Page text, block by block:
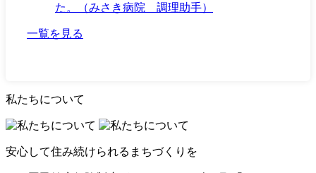
た。（みさき病院 調理助手）
一覧を見る
私たちについて
安心して住み続けられるまちづくりを